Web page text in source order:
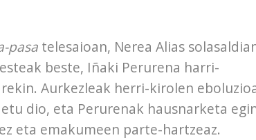
pasa telesaioan, Nerea Alias
beste, Iñaki Perurena harri-
Aurkezleak herri-kirolen
dio, eta Perurenak hausnarketa
eta emakumeen parte-hartzeaz.